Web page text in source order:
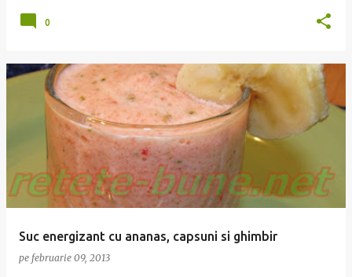
0
Suc energizant cu ananas, capsuni si ghimbir
pe februarie 09, 2013